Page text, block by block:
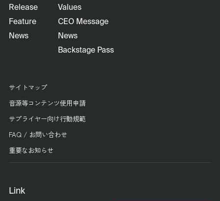
Release
Feature
News
Values
CEO Message
News
Backstage Pass
サイトマップ
音源等コンテンツ使用申請
サプライヤー向け行動規範
FAQ / お問い合わせ
重要なお知らせ
Link